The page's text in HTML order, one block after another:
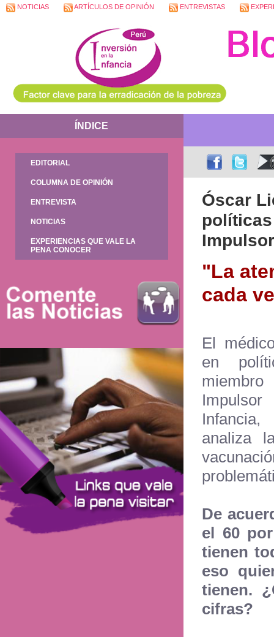
NOTICIAS ARTÍCULOS DE OPINIÓN ENTREVISTAS
ÍNDICE
EDITORIAL
COLUMNA DE OPINIÓN
ENTREVISTA
NOTICIAS
EXPERIENCIAS QUE VALE LA
PENA CONOCER
Óscar
"La
cada
El
en
analiza
De
el 60
tienen
eso
tienen.
cifras?